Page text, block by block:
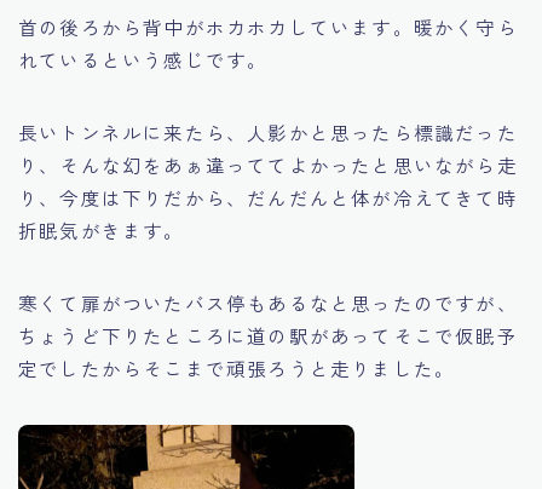
首の後ろから背中がホカホカしています。暖かく守ら
れているという感じです。
長いトンネルに来たら、人影かと思ったら標識だった
り、そんな幻をあぁ違っててよかったと思いながら走
り、今度は下りだから、だんだんと体が冷えてきて時
折眠気がきます。
寒くて扉がついたバス停もあるなと思ったのですが、
ちょうど下りたところに道の駅があってそこで仮眠予
定でしたからそこまで頑張ろうと走りました。